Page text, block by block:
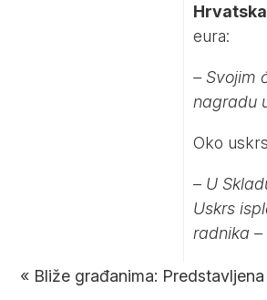
eura:
– Svojim
nagradu
Oko
– U
Uskrs
radnika –
« Bliže građanima: